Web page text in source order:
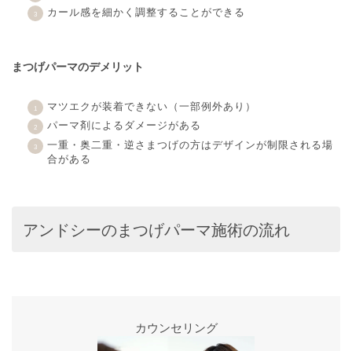
カール感を細かく調整することができる
まつげパーマのデメリット
マツエクが装着できない（一部例外あり）
パーマ剤によるダメージがある
一重・奥二重・逆さまつげの方はデザインが制限される場
合がある
アンドシーのまつげパーマ施術の流れ
カウンセリング